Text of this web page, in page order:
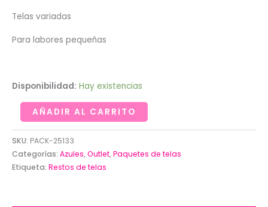
Telas variadas
Para labores pequeñas
Disponibilidad: Hay existencias
Paquete
de
restos
de
telas
AÑADIR AL CARRITO
SKU: PACK-25133
Categorías: Azules,Outlet,Paquetes de telas
Etiqueta: Restos de telas